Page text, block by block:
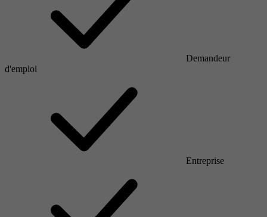
Demandeur
d'emploi
Entreprise